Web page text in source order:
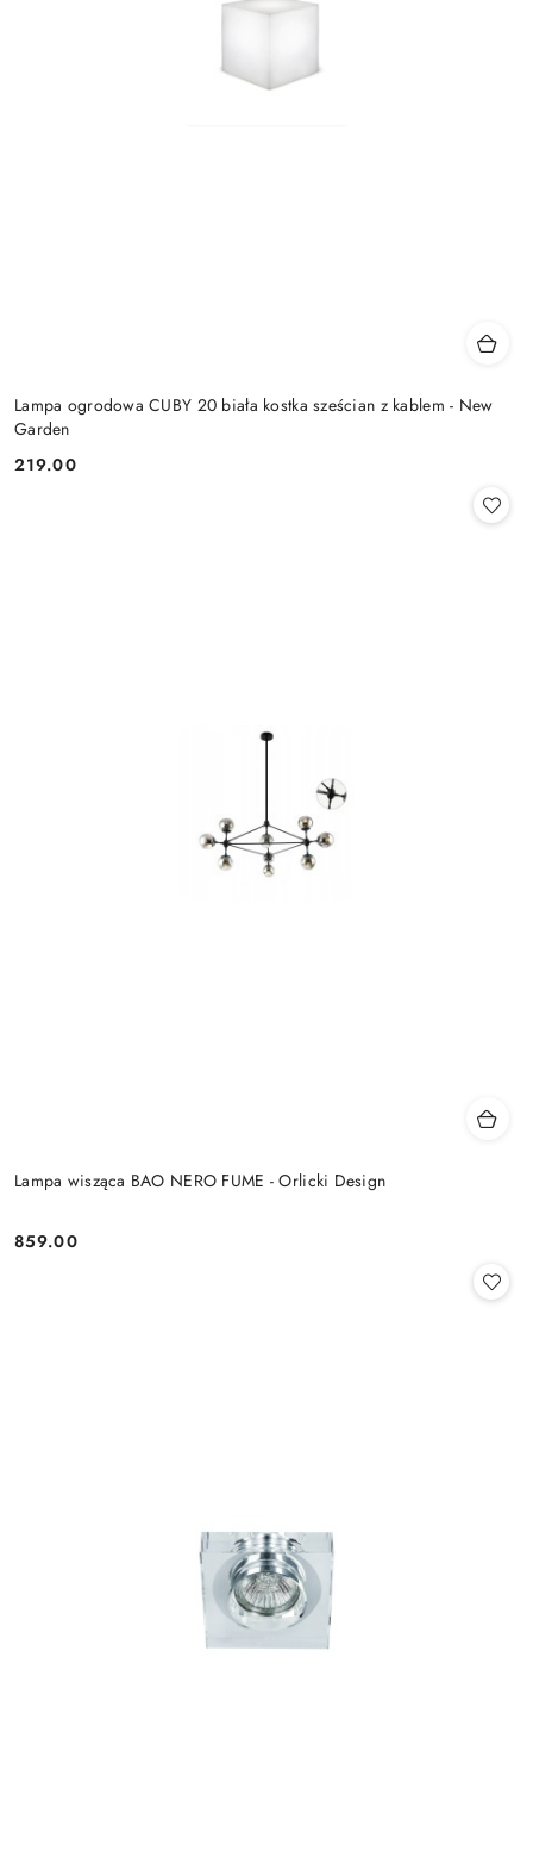
Lampa ogrodowa CUBY 20 biała kostka sześcian z kablem - New
Garden
Cena:
219.00
Lampa wisząca BAO NERO FUME - Orlicki Design
Cena:
859.00